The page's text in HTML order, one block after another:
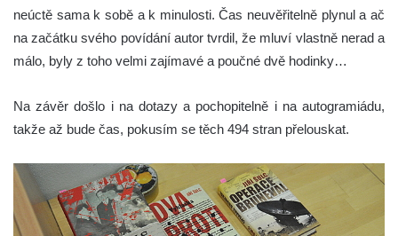
neúctě sama k sobě a k minulosti. Čas neuvěřitelně plynul a ač
na začátku svého povídání autor tvrdil, že mluví vlastně nerad a
málo, byly z toho velmi zajímavé a poučné dvě hodinky…
Na závěr došlo i na dotazy a pochopitelně i na autogramiádu,
takže až bude čas, pokusím se těch 494 stran přelouskat.